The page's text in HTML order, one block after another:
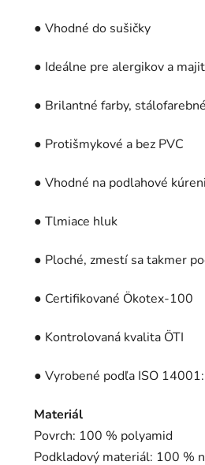
● Vhodné do sušičky
● Ideálne pre alergikov a
● Brilantné farby,
● Protišmykové a bez PVC
● Vhodné na podlahové
● Tlmiace hluk
● Ploché, zmestí sa takmer
● Certifikované Ökotex-100
● Kontrolovaná kvalita ÖTI
● Vyrobené podľa ISO
Materiál
Povrch: 100 % polyamid
Podkladový materiál: 100 %